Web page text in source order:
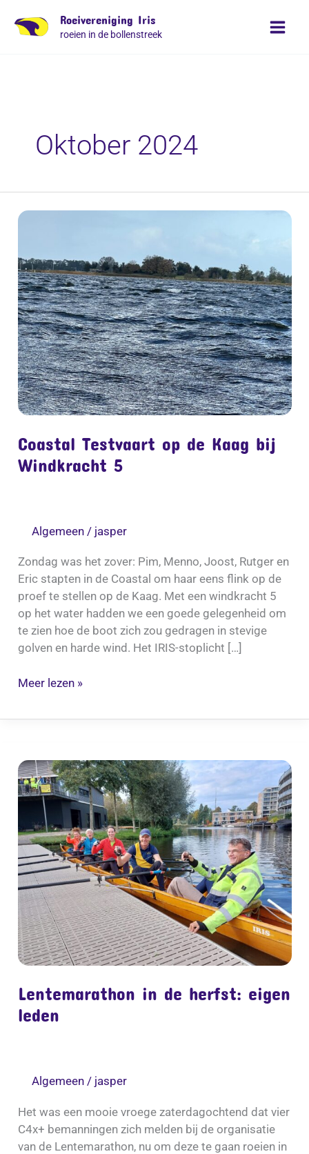
naar
Roeivereniging Iris
roeien in de bollenstreek
Oktober 2024
Coastal Testvaart op de Kaag bij
Windkracht 5
Algemeen/ jasper
Zondag was het zover: Pim, Menno, Joost, Rutger en
Eric stapten in de Coastal om haar eens flink op de
proef te stellen op de Kaag. Met een windkracht 5
op het water hadden we een goede gelegenheid om
te zien hoe de boot zich zou gedragen in stevige
golven en harde wind. Het IRIS-stoplicht […]
Coastal
de
Kaag
bij
Windkracht
5
Meer lezen »
Lentemarathon in de herfst: eigen
leden
Algemeen/ jasper
Het was een mooie vroege zaterdagochtend dat vier
C4x+ bemanningen zich melden bij de organisatie
van de Lentemarathon, nu om deze te gaan roeien in
Lentemarathon
in
herfst:
eigen
leden